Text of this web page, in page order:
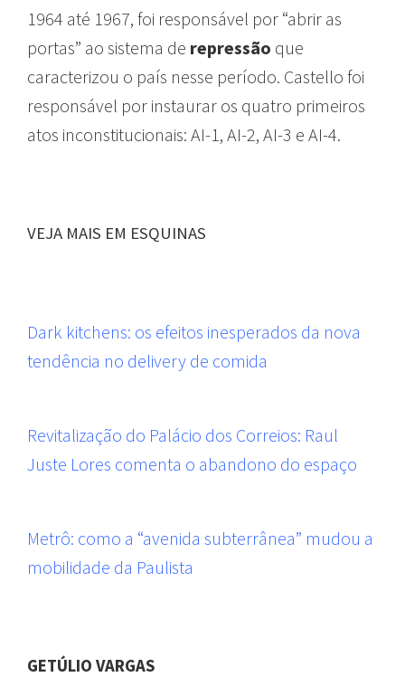
1964 até 1967, foi responsável por “abrir as
portas” ao sistema de repressão que
caracterizou o país nesse período. Castello foi
responsável por instaurar os quatro primeiros
atos inconstitucionais: AI-1, AI-2, AI-3 e AI-4.
VEJA MAIS EM ESQUINAS
Dark kitchens: os efeitos inesperados da nova
tendência no delivery de comida
Revitalização do Palácio dos Correios: Raul
Juste Lores comenta o abandono do espaço
Metrô: como a “avenida subterrânea” mudou a
mobilidade da Paulista
GETÚLIO VARGAS